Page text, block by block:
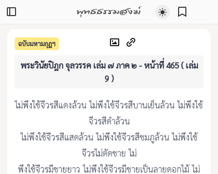
พุทธธรรมสงฆ์
ฉบับมหามกุฏฯ
พระวินัยปิฎก จุลวรรค เล่ม ๗ ภาค ๒ - หน้าที่ 465 ( เล่ม
9 )
ไม่พึงใช้จีวรสีแดงล้วน ไม่พึงใช้จีวรสีบานเย็นล้วน ไม่พึงใช้
จีวรสีดำล้วน
ไม่พึงใช้จีวรสีแสดล้วน ไม่พึงใช้จีวรสีชมภูล้วน ไม่พึงใช้
จีวรไม่ตัดชาย ไม่
พึงใช้จีวรมีชายยาว ไม่พึงใช้จีวรมีชายเป็นลายดอกไม้ ไม่